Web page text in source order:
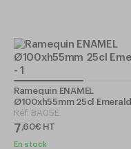
Ramequin ENAMEL
Ø100xh55mm 25cl Emerald
Réf. BA05E
7,60€ HT
En stock